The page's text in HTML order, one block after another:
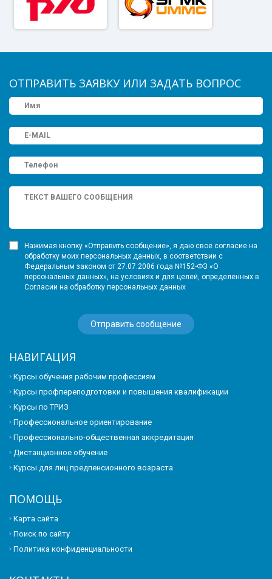
ОТПРАВИТЬ ЗАЯВКУ ИЛИ ЗАДАТЬ ВОПРОС
Нажимая кнопку «Отправить сообщение», я даю свое согласие на
обработку моих персональных данных, в соответствии с
Федеральным законом от 27.07.2006 года №152-ФЗ «О
персональных данных», на условиях и для целей, определенных в
Согласии на обработку персональных данных
НАВИГАЦИЯ
Курсы обучения рабочим профессиям
Курсы профпереподготовки и повышения квалификации
Курсы по ТРИЗ
Профессиональное ориентирование
Профессионально-общественная аккредитация
Дистанционное обучение
Курсы для лиц предпенсионного возраста
ПОМОЩЬ
Карта сайта
Поиск по сайту
Политика конфиденциальности